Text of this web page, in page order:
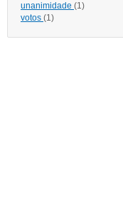
unanimidade (1)
votos (1)